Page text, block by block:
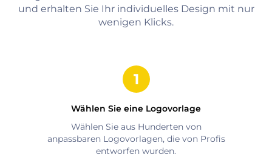
und erhalten Sie Ihr individuelles Design mit nur
wenigen Klicks.
Wählen Sie eine Logovorlage
Wählen Sie aus Hunderten von
anpassbaren Logovorlagen, die von Profis
entworfen wurden.